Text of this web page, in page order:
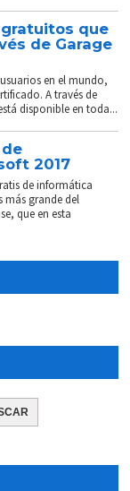
que
de Garage
en el mundo,
A través de
disponible en toda...
2017
de informática
más grande del
que en esta